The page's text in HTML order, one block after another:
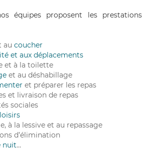
équipes proposent les prestations
au coucher
et aux déplacements
et à la toilette
et au déshabillage
et préparer les repas
et livraison de repas
sociales
à la lessive et au repassage
d’élimination
nuit…